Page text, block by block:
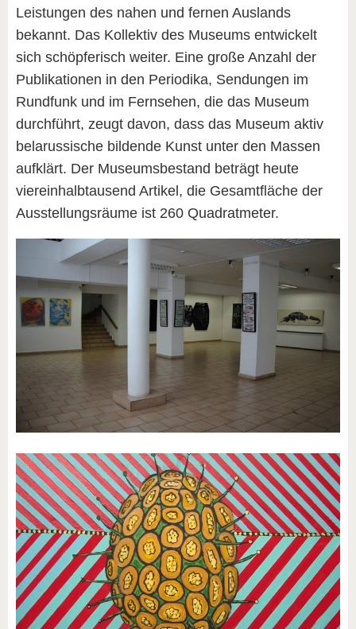
Leistungen des nahen und fernen Auslands
bekannt. Das Kollektiv des Museums entwickelt
sich schöpferisch weiter. Eine große Anzahl der
Publikationen in den Periodika, Sendungen im
Rundfunk und im Fernsehen, die das Museum
durchführt, zeugt davon, dass das Museum aktiv
belarussische bildende Kunst unter den Massen
aufklärt. Der Museumsbestand beträgt heute
viereinhalbtausend Artikel, die Gesamtfläche der
Ausstellungsräume ist 260 Quadratmeter.